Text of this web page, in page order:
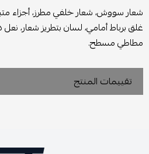
شعار سووش، شعار خلفي مطرز، أجزاء
غلق برباط أمامي، لسان بتطريز شعار، نعل
مطاطي مسطح.
تقييمات المنتج